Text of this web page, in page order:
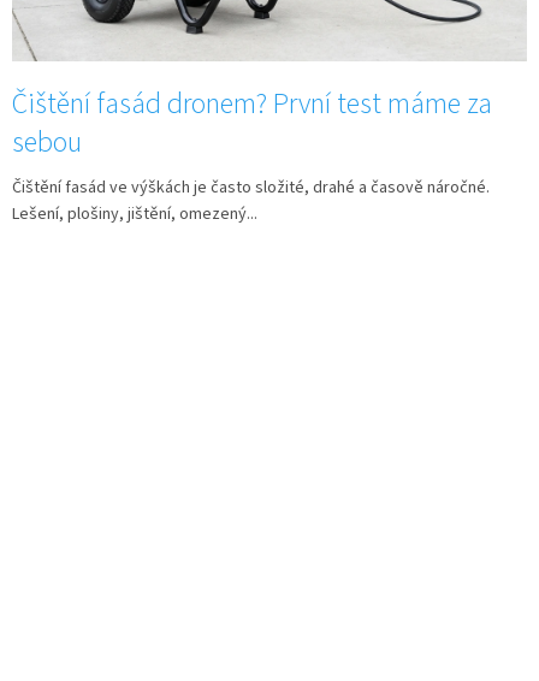
Čištění fasád dronem? První test máme za
sebou
Čištění fasád ve výškách je často složité, drahé a časově náročné.
Lešení, plošiny, jištění, omezený...